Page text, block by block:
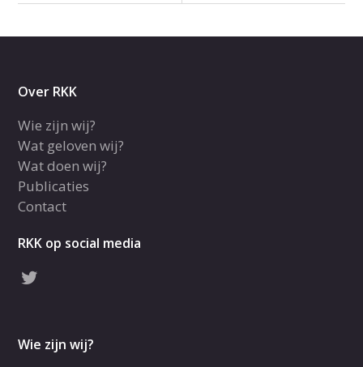
Over RKK
Wie zijn wij?
Wat geloven wij?
Wat doen wij?
Publicaties
Contact
RKK op social media
Wie zijn wij?